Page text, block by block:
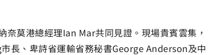
莫港總經理Ian Mar共同見證。現場貴賓雲集，
長、卑詩省運輸省務秘書George Anderson及中